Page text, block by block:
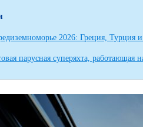
2026: Греция, Турция
парусная суперяхта, работающая